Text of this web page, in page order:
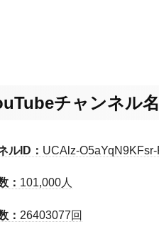
チャンネル
ルID： UCAlz-
： 101,000人
： 26403077回